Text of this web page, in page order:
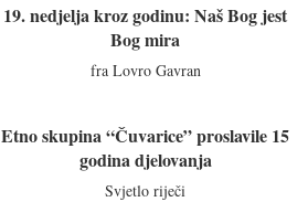
19. nedjelja kroz godinu: Naš Bog jest
Bog mira
fra Lovro Gavran
Etno skupina “Čuvarice” proslavile 15
godina djelovanja
Svjetlo riječi